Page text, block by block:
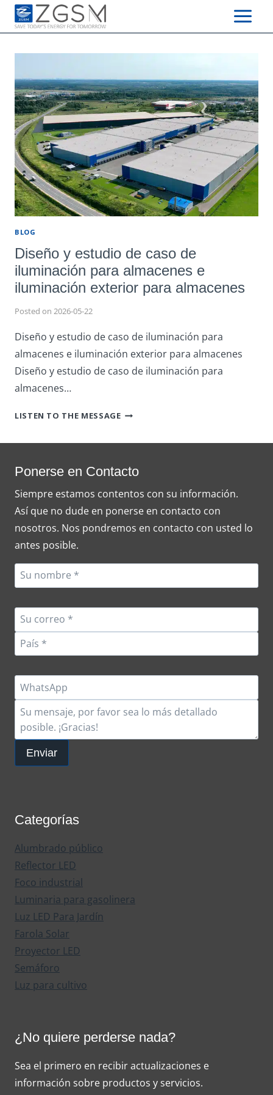
Skip
BLOG
Diseño y estudio de caso de
iluminación para almacenes e
iluminación exterior para almacenes
Posted on 2026-05-22
Diseño y estudio de caso de iluminación para
almacenes e iluminación exterior para almacenes
Diseño y estudio de caso de iluminación para
almacenes…
LISTEN TO THE MESSAGEDISEÑO
ESTUDIO
CASO
ILUMINACIÓN
PARA
ALMACENES
EXTERIOR
Ponerse en Contacto
Siempre estamos contentos con su información.
Así que no dude en ponerse en contacto con
nosotros. Nos pondremos en contacto con usted lo
antes posible.
Enviar
Categorías
Alumbrado público
Reflector LED
Foco industrial
Luminaria para gasolinera
Luz LED Para Jardín
Farola Solar
Proyector LED
Semáforo
Luz para cultivo
¿No quiere perderse nada?
Sea el primero en recibir actualizaciones e
información sobre productos y servicios.